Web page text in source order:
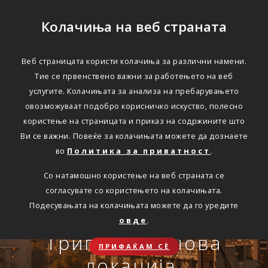
Колачиња на веб страната
Веб страницата користи колачиња за различни намени.
Тие се првенствено важни за работењето на веб
услугите. Колачињата за анализа на пребарувањето
овозможуваат подобро корисничко искуство, полесно
користење на страницата и приказ на содржините што
Ви се важни. Повеќе за колачињата можете да дознаете
во Политика за приватност .
Со натамошно користење на веб страната се
согласувате со користењето на колачињата.
Подесувањата на колачињата можете да го уредите
овде .
ПРИФАЌАМ СЀ
Триглав на нова
Сѐ ќе биде во ред
Совет, информација или инспирација за секоја животна
Онлајн пријава на
осигурен случај преку
OneID
Travel Smart и Travel
Smart Plus
Едноставно преку
интернет
АВТОМОБИЛСКА ОДГОВОРНОСТ
Oнлајн обнова на осигурување.
ЗДРАВСТВЕНО ПАТНИЧКО